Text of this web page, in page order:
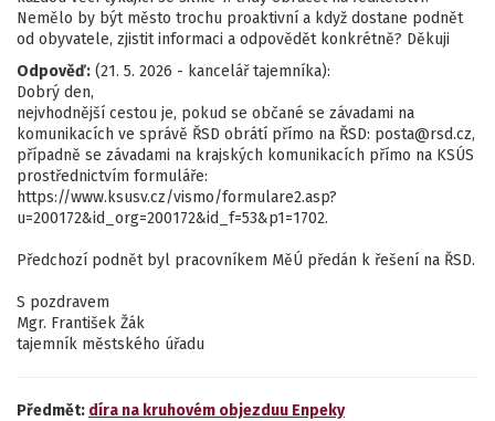
Nemělo by být město trochu proaktivní a když dostane podnět
od obyvatele, zjistit informaci a odpovědět konkrétně? Děkuji
Odpověď: (21. 5. 2026 - kancelář tajemníka):
Dobrý den,
nejvhodnější cestou je, pokud se občané se závadami na
komunikacích ve správě ŘSD obrátí přímo na ŘSD: posta@rsd.cz,
případně se závadami na krajských komunikacích přímo na KSÚS
prostřednictvím formuláře:
https://www.ksusv.cz/vismo/formulare2.asp?
u=200172&id_org=200172&id_f=53&p1=1702.
Předchozí podnět byl pracovníkem MěÚ předán k řešení na ŘSD.
S pozdravem
Mgr. František Žák
tajemník městského úřadu
Předmět: díra na kruhovém objezduu Enpeky